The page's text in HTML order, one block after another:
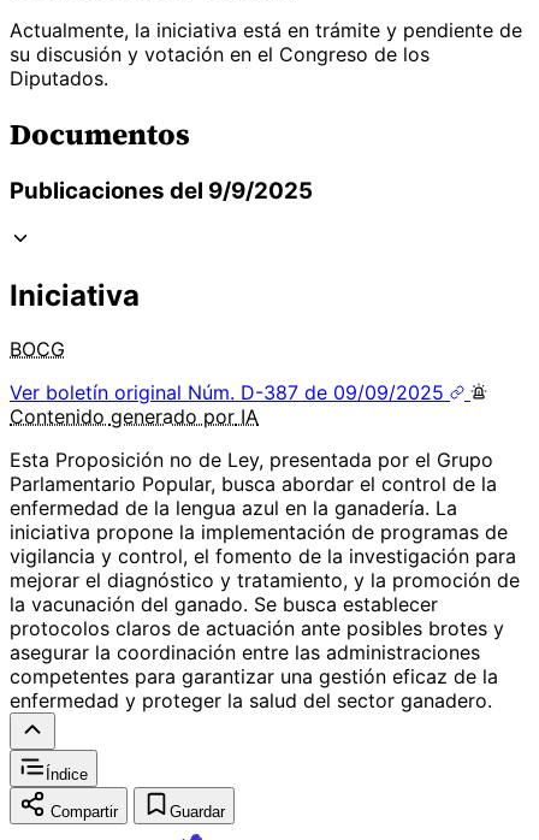
Actualmente, la iniciativa está en trámite y pendiente de
su discusión y votación en el Congreso de los
Diputados.
Documentos
Publicaciones del 9/9/2025
Iniciativa
BOCG
Ver boletín original Núm. D-387 de 09/09/2025
Contenido generado por IA
Esta Proposición no de Ley, presentada por el Grupo
Parlamentario Popular, busca abordar el control de la
enfermedad de la lengua azul en la ganadería. La
iniciativa propone la implementación de programas de
vigilancia y control, el fomento de la investigación para
mejorar el diagnóstico y tratamiento, y la promoción de
la vacunación del ganado. Se busca establecer
protocolos claros de actuación ante posibles brotes y
asegurar la coordinación entre las administraciones
competentes para garantizar una gestión eficaz de la
enfermedad y proteger la salud del sector ganadero.
Índice
Compartir Guardar